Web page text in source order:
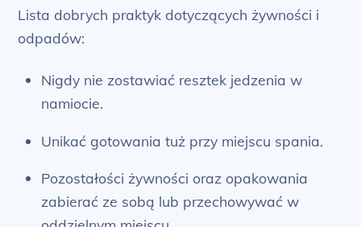
Lista dobrych praktyk dotyczących żywności i
odpadów:
Nigdy nie zostawiać resztek jedzenia w
namiocie.
Unikać gotowania tuż przy miejscu spania.
Pozostałości żywności oraz opakowania
zabierać ze sobą lub przechowywać w